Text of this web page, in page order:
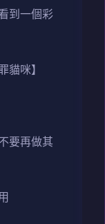
到一個彩
貓咪】
要再做其